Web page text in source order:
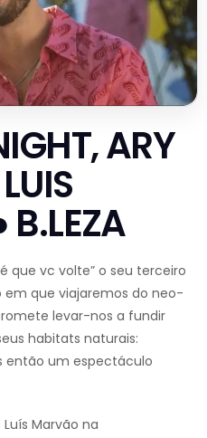
ARY
que vc volte” o seu terceiro
que viajaremos do neo-
levar-nos a fundir
habitats naturais:
então um espectáculo
Marvão na